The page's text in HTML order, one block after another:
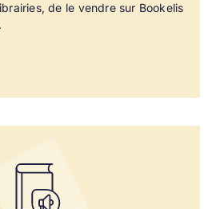
de le vendre sur Bookelis